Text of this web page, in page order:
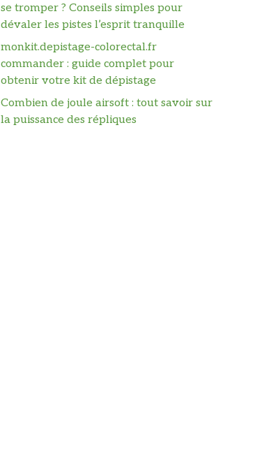
se tromper ? Conseils simples pour
dévaler les pistes l’esprit tranquille
monkit.depistage-colorectal.fr
commander : guide complet pour
obtenir votre kit de dépistage
Combien de joule airsoft : tout savoir sur
la puissance des répliques